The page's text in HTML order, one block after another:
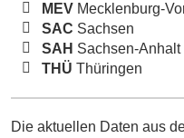
MEV Mecklenburg-
SAC Sachsen
SAH Sachsen-Anhalt
THÜ Thüringen
Die aktuellen Daten aus